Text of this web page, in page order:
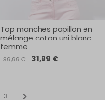
Top manches papillon en
mélange coton uni blanc
femme
39,99 € 31,99 €
3